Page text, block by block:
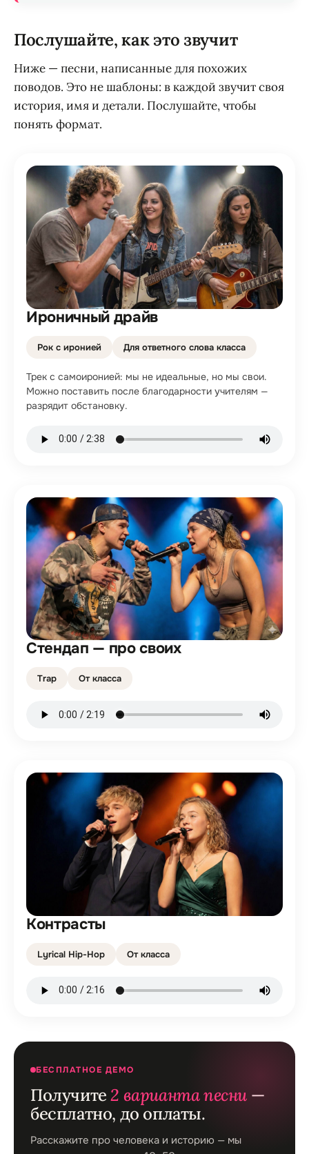
Послушайте, как это звучит
Ниже — песни, написанные для похожих
поводов. Это не шаблоны: в каждой звучит своя
история, имя и детали. Послушайте, чтобы
понять формат.
Ироничный драйв
Рок с иронией Для ответного слова класса
Трек с самоиронией: мы не идеальные, но мы свои.
Можно поставить после благодарности учителям —
разрядит обстановку.
Стендап — про своих
Trap От класса
Контрасты
Lyrical Hip-Hop От класса
БЕСПЛАТНОЕ ДЕМО
Получите2 варианта песни —
бесплатно, до оплаты.
Расскажите про человека и историю — мы